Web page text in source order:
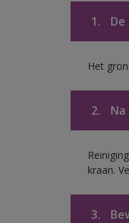
1.
Het
2.
kraan.
3.